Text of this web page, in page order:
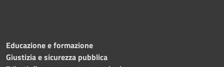
Educazione e formazione
Giustizia e sicurezza pubblica